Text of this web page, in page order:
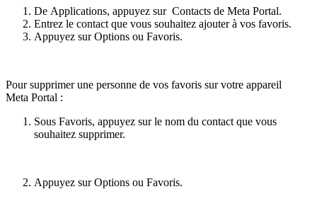
De Applications, appuyez sur Contacts de Meta Portal.
Entrez le contact que vous souhaitez ajouter à vos favoris.
Appuyez surOptions ou Favoris.
Pour supprimer une personne de vos favoris sur votre appareil
Meta Portal :
Sous Favoris, appuyez sur le nom du contact que vous
souhaitez supprimer.
Appuyez surOptions ou Favoris.